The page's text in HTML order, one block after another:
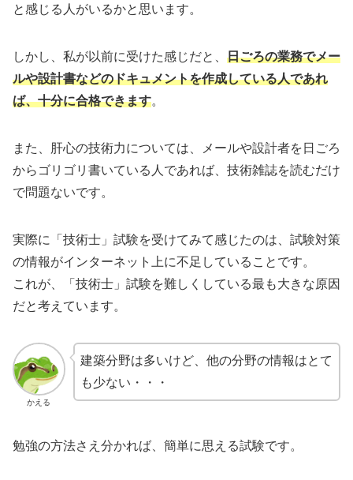
と感じる人がいるかと思います。
しかし、私が以前に受けた感じだと、 日ごろの業務でメー
ルや設計書などのドキュメントを作成している人であれ
ば、十分に合格できます。
また、肝心の技術力については、メールや設計者を日ごろ
からゴリゴリ書いている人であれば、技術雑誌を読むだけ
で問題ないです。
実際に「技術士」試験を受けてみて感じたのは、試験対策
の情報がインターネット上に不足していることです。
これが、「技術士」試験を難しくしている最も大きな原因
だと考えています。
かえる
建築分野は多いけど、他の分野の情報はとて
も少ない・・・
勉強の方法さえ分かれば、簡単に思える試験です。